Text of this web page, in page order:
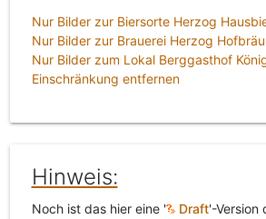
Nur Bilder zur Biersorte Herzog
Nur Bilder zur Brauerei Herzog Hofbräu
Nur Bilder zum Lokal Berggasthof
Einschränkung entfernen
Hinweis:
Noch ist das hier eine ' Draft'-Version